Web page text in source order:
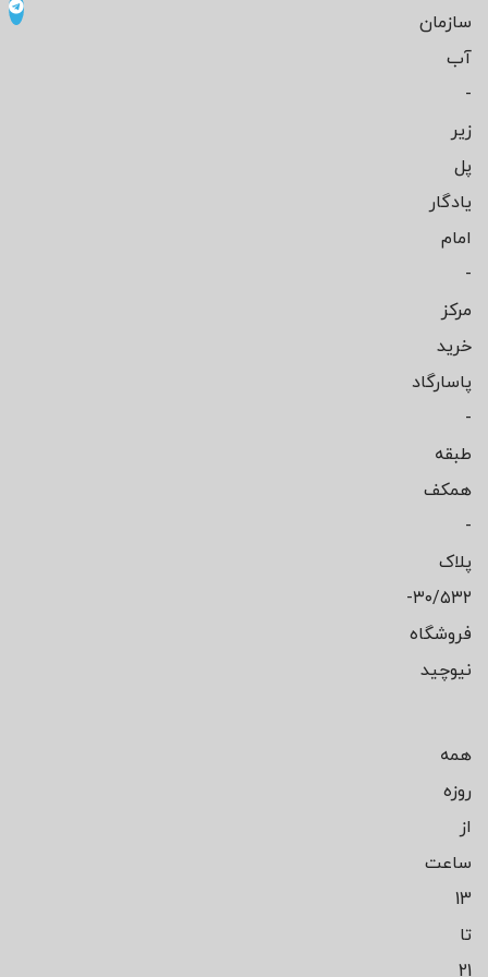
سازمان
آب
-
زیر
پل
یادگار
امام
-
مرکز
خرید
پاسارگاد
-
طبقه
همکف
-
پلاک
۳۰/۵۳۲-
فروشگاه
نیوچید
همه
روزه
از
ساعت
13
تا
21